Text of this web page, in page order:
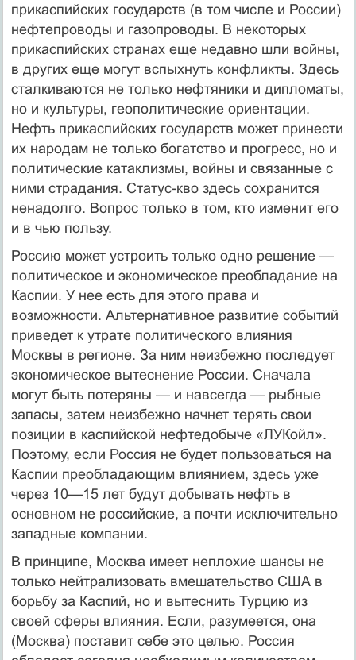
прикаспийских государств (в том числе и России)
нефтепроводы и газопроводы. В некоторых
прикаспийских странах еще недавно шли войны,
в других еще могут вспыхнуть конфликты. Здесь
сталкиваются не только нефтяники и дипломаты,
но и культуры, геополитические ориентации.
Нефть прикаспийских государств может принести
их народам не только богатство и прогресс, но и
политические катаклизмы, войны и связанные с
ними страдания. Статус-кво здесь сохранится
ненадолго. Вопрос только в том, кто изменит его
и в чью пользу.
Россию может устроить только одно решение —
политическое и экономическое преобладание на
Каспии. У нее есть для этого права и
возможности. Альтернативное развитие событий
приведет к утрате политического влияния
Москвы в регионе. За ним неизбежно последует
экономическое вытеснение России. Сначала
могут быть потеряны — и навсегда — рыбные
запасы, затем неизбежно начнет терять свои
позиции в каспийской нефтедобыче «ЛУКойл».
Поэтому, если Россия не будет пользоваться на
Каспии преобладающим влиянием, здесь уже
через 10—15 лет будут добывать нефть в
основном не российские, а почти исключительно
западные компании.
В принципе, Москва имеет неплохие шансы не
только нейтрализовать вмешательство США в
борьбу за Каспий, но и вытеснить Турцию из
своей сферы влияния. Если, разумеется, она
(Москва) поставит себе это целью. Россия